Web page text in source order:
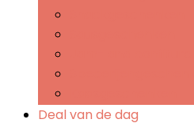
Deal van de dag